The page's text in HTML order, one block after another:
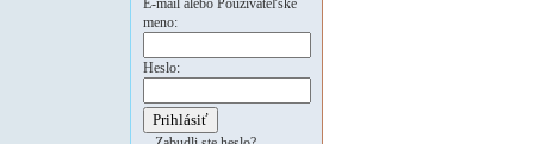
E-mail alebo Používateľské
meno:
Heslo: